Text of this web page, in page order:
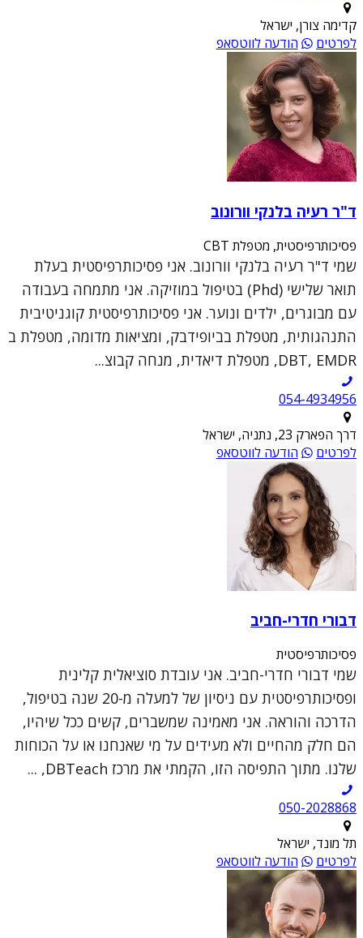
קדימה צורן, ישראל
לפרטים
הודעה לווטסאפ
ד"ר רעיה בלנקי וורונוב
פסיכותרפיסטית, מטפלת CBT
שמי ד"ר רעיה בלנקי וורונוב. אני פסיכותרפיסטית בעלת
תואר שלישי (Phd) בטיפול במוזיקה. אני מתמחה בעבודה
עם מבוגרים, ילדים ונוער. אני פסיכותרפיסטית קוגניטיבית
התנהגותית, מטפלת בביופידבק, ומציאות מדומה, מטפלת ב
DBT, EMDR, מטפלת דיאדית, מנחה קבוצ...
054-4934956
דרך הפארק 23, נתניה, ישראל
לפרטים
הודעה לווטסאפ
דבורי חדרי-חביב
פסיכותרפיסטית
שמי דבורי חדרי-חביב. אני עובדת סוציאלית קלינית
ופסיכותרפיסטית עם ניסיון של למעלה מ-20 שנה בטיפול,
הדרכה והוראה. אני מאמינה שמשברים, קשים ככל שיהיו,
הם חלק מהחיים ולא מעידים על מי שאנחנו או על הכוחות
שלנו. מתוך התפיסה הזו, הקמתי את מרכז DBTeach, ...
050-2028868
תל מונד, ישראל
לפרטים
הודעה לווטסאפ